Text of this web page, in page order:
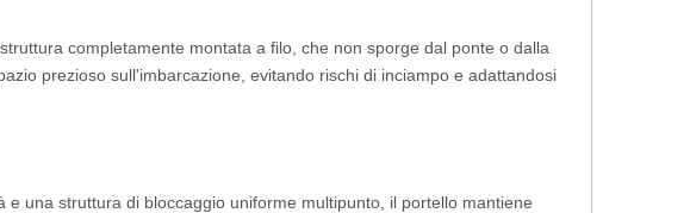
completamente montata a filo, che non sporge dal ponte o dalla
prezioso sull'imbarcazione, evitando rischi di inciampo e adattandosi
una struttura di bloccaggio uniforme multipunto, il portello mantiene